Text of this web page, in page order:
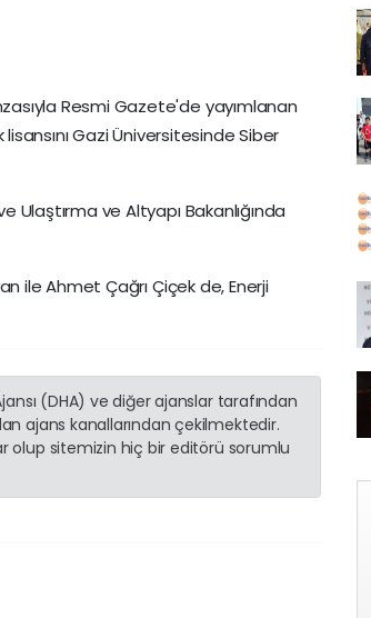
Resmi Gazete'de yayımlanan
Gazi Üniversitesinde Siber
Ulaştırma ve Altyapı Bakanlığında
ile Ahmet Çağrı Çiçek de, Enerji
(DHA) ve diğer ajanslar tarafından
ajans kanallarından çekilmektedir.
olup sitemizin hiç bir editörü sorumlu